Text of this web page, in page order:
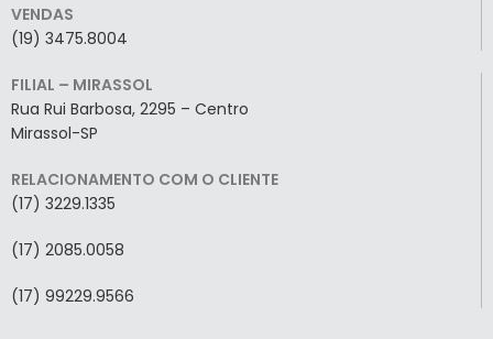
VENDAS
(19) 3475.8004
FILIAL – MIRASSOL
Rua Rui Barbosa, 2295 – Centro
Mirassol-SP
RELACIONAMENTO COM O CLIENTE
(17) 3229.1335
(17) 2085.0058
(17) 99229.9566